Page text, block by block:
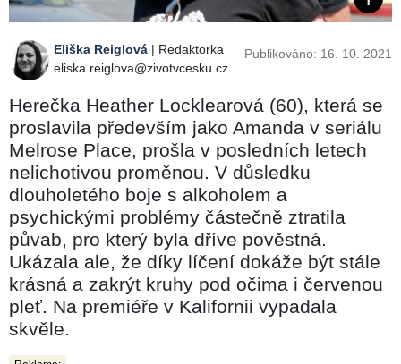
Eliška Reiglová | Redaktorka
eliska.reiglova@zivotvcesku.cz
Publikováno: 16. 10. 2021
Herečka Heather Locklearová (60), která se
proslavila především jako Amanda v seriálu
Melrose Place, prošla v posledních letech
nelichotivou proměnou. V důsledku
dlouholetého boje s alkoholem a
psychickými problémy částečně ztratila
půvab, pro který byla dříve pověstná.
Ukázala ale, že díky líčení dokáže být stále
krásná a zakrýt kruhy pod očima i červenou
pleť. Na premiéře v Kalifornii vypadala
skvěle.